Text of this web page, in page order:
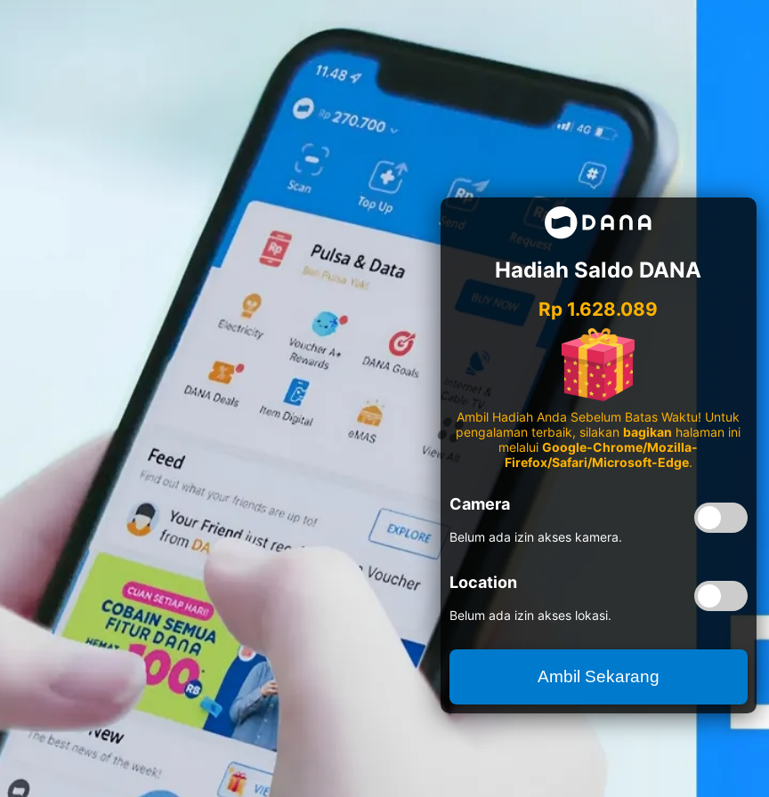
Hadiah Saldo DANA
Rp 1.628.089
Ambil Hadiah Anda Sebelum Batas Waktu! Untuk
pengalaman terbaik, silakan bagikan halaman ini
melalui Google-Chrome/Mozilla-
Firefox/Safari/Microsoft-Edge.
Camera
Belum ada izin akses kamera.
Location
Belum ada izin akses lokasi.
Ambil Sekarang